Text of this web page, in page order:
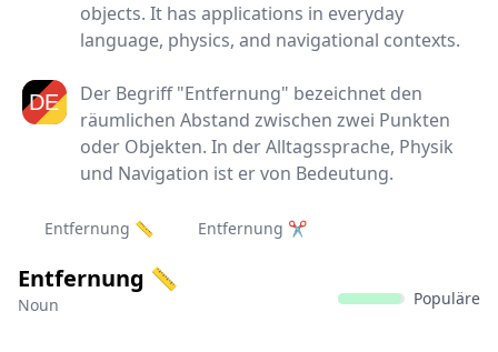
objects. It has applications in everyday
language, physics, and navigational contexts.
Der Begriff "Entfernung" bezeichnet den
räumlichen Abstand zwischen zwei Punkten
oder Objekten. In der Alltagssprache, Physik
und Navigation ist er von Bedeutung.
Entfernung 📏 Entfernung ✂️
Entfernung 📏
Noun Populäre